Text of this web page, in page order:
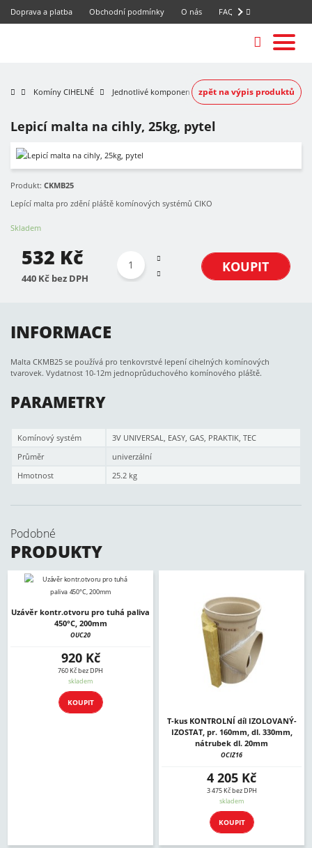
Doprava a platba Obchodní podmínky O nás FAQ
Komíny CIHELNÉ Jednotlivé komponenty zpět na výpis produktů
Lepicí malta na cihly, 25kg, pytel
Produkt: CKMB25
Lepící malta pro zdění pláště komínových systémů CIKO
Skladem
532 Kč
440 Kč bez DPH
KOUPIT
INFORMACE
Malta CKMB25 se používá pro tenkovrstvé lepení cihelných komínových
tvarovek. Vydatnost 10-12m jednoprůduchového komínového pláště.
PARAMETRY
Komínový systém
3V UNIVERSAL, EASY, GAS, PRAKTIK, TEC
Průměr
univerzální
Hmotnost
25.2 kg
Podobné
PRODUKTY
Uzávěr kontr.otvoru pro tuhá paliva
450°C, 200mm
OUC20
920 Kč
760 Kč bez DPH
skladem
KOUPIT
T-kus KONTROLNÍ díl IZOLOVANÝ-
IZOSTAT, pr. 160mm, dl. 330mm,
nátrubek dl. 20mm
OCIZ16
4 205 Kč
3 475 Kč bez DPH
skladem
KOUPIT